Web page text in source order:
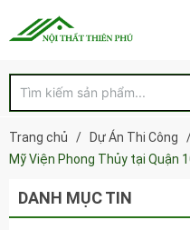
Trang chủ / Dự Án Thi Công
Mỹ Viện Phong Thủy tại Quận
DANH MỤC TIN